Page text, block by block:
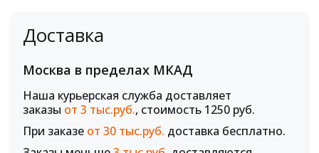
Доставка
Москва в пределах МКАД
Наша курьерская служба доставляет
заказы от 3 тыс.руб., стоимость 1250 руб.
При заказе от 30 тыс.руб. доставка бесплатно.